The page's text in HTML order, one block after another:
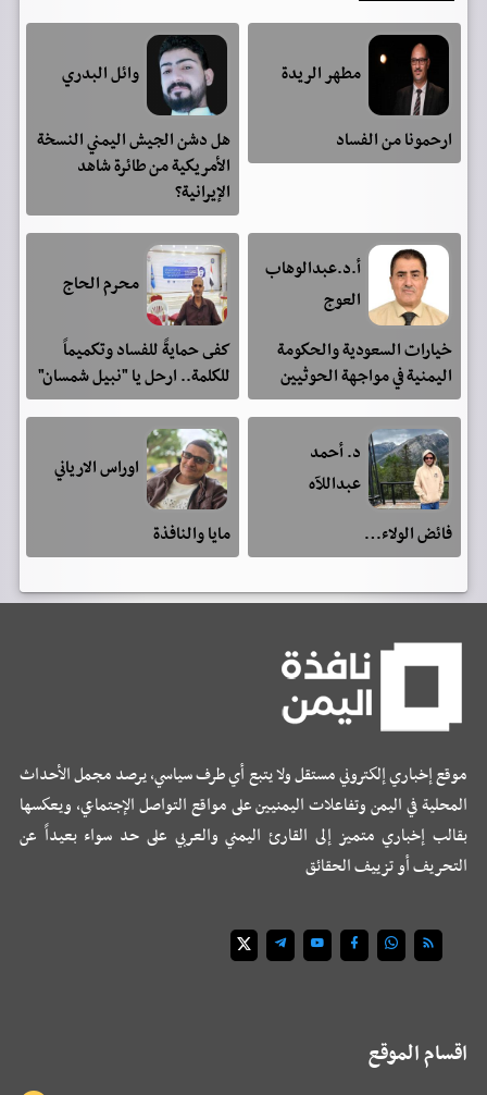
مطهر الريدة
ارحمونا من الفساد
وائل البدري
هل دشن الجيش اليمني النسخة
الأمريكية من طائرة شاهد
الإيرانية؟
أ.د.عبدالوهاب
العوج
خيارات السعودية والحكومة
اليمنية في مواجهة الحوثيين
محرم الحاج
كفى حمايةً للفساد وتكميماً
للكلمة.. ارحل يا "نبيل شمسان"
د. أحمد
عبداللآه
فائض الولاء…
اوراس الارياني
مايا والنافذة
موقع إخباري إلكتروني مستقل ولا يتبع أي طرف سياسي، يرصد مجمل الأحداث
المحلية في اليمن وتفاعلات اليمنيين على مواقع التواصل الإجتماعي، ويعكسها
بقالب إخباري متميز إلى القارئ اليمني والعربي على حد سواء بعيداً عن
التحريف أو تزييف الحقائق
اقسام الموقع